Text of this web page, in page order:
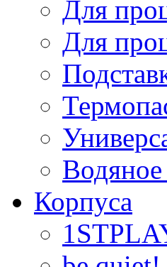
Для
Для
Корпуса